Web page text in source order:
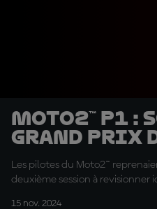
Moto2™ P1
Grand Prix
Les pilotes du Moto2™
deuxième session à revisionner
15 nov. 2024